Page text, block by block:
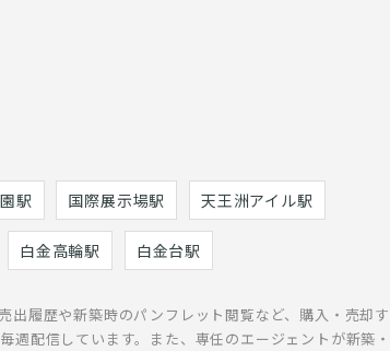
駅 国際展示場駅 天王洲アイル駅
白金高輪駅 白金台駅
出履歴や新築時のパンフレット閲覧など、購入・売却
配信しています。また、専任のエージェントが新築